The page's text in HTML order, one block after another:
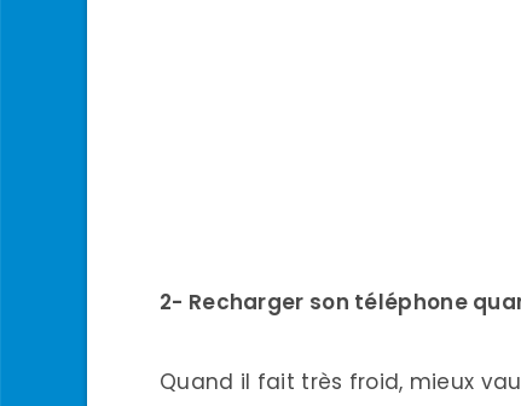
2- Recharger son téléphone
Quand il fait très froid, mieux